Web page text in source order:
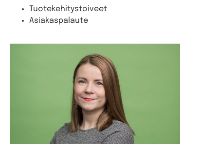
Tuotekehitystoiveet
Asiakaspalaute